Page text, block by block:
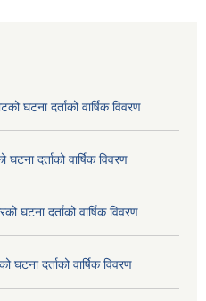
घटना दर्ताको वार्षिक विवरण
दर्ताको वार्षिक विवरण
घटना दर्ताको वार्षिक विवरण
घटना दर्ताको वार्षिक विवरण